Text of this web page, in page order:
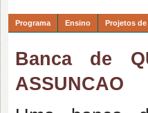
Programa Ensino Projetos
Banca de
ASSUNCAO